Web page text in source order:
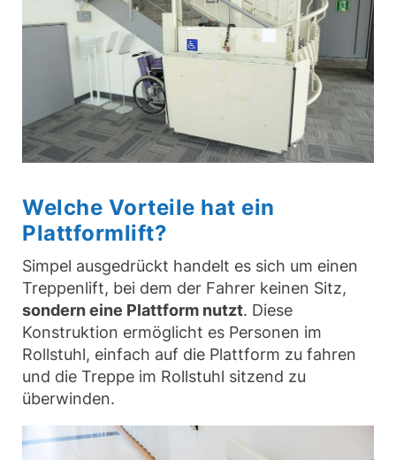
Welche Vorteile hat ein
Plattformlift?
Simpel ausgedrückt handelt es sich um einen
Treppenlift, bei dem der Fahrer keinen Sitz,
sondern eine Plattform nutzt. Diese
Konstruktion ermöglicht es Personen im
Rollstuhl, einfach auf die Plattform zu fahren
und die Treppe im Rollstuhl sitzend zu
überwinden.